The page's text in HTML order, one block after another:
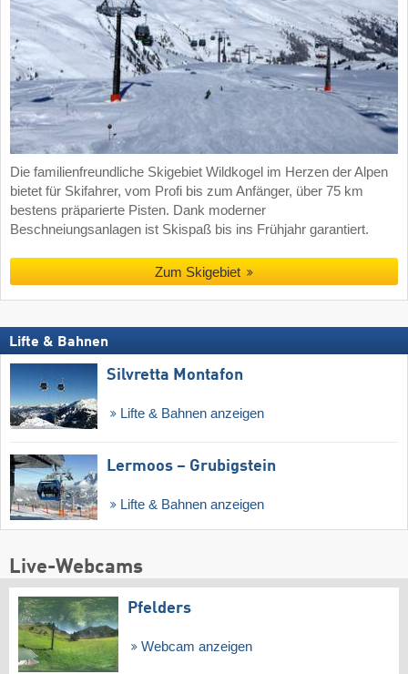
Die familienfreundliche Skigebiet Wildkogel im Herzen der Alpen
bietet für Skifahrer, vom Profi bis zum Anfänger, über 75 km
bestens präparierte Pisten. Dank moderner
Beschneiungsanlagen ist Skispaß bis ins Frühjahr garantiert.
Zum Skigebiet
Lifte & Bahnen
Silvretta Montafon
Lifte & Bahnen anzeigen
Lermoos – Grubigstein
Lifte & Bahnen anzeigen
Live-Webcams
Pfelders
Webcam anzeigen